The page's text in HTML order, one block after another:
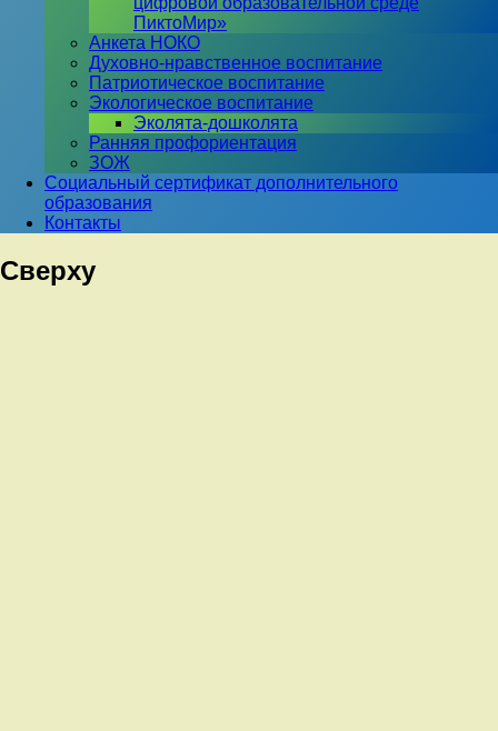
ПиктоМир»
Анкета НОКО
Духовно-нравственное воспитание
Патриотическое воспитание
Экологическое воспитание
Эколята-дошколята
Ранняя профориентация
ЗОЖ
Социальный сертификат дополнительного
образования
Контакты
Сверху